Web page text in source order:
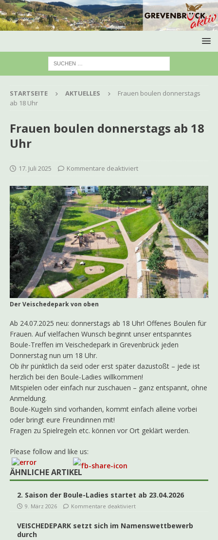
STARTSEITE AKTUELLES
Frauen boulen donnerstags
ab 18 Uhr
Frauen boulen donnerstags ab 18
Uhr
17. Juli 2025 Kommentare deaktiviert
Der Veischedepark von oben
Ab 24.07.2025 neu: donnerstags ab 18 Uhr! Offenes Boulen für
Frauen. Auf vielfachen Wunsch beginnt unser entspanntes
Boule-Treffen im Veischedepark in Grevenbrück jeden
Donnerstag nun um 18 Uhr.
Ob ihr pünktlich da seid oder erst später dazustoßt – jede ist
herzlich bei den Boule-Ladies willkommen!
Mitspielen oder einfach nur zuschauen – ganz entspannt, ohne
Anmeldung.
Boule-Kugeln sind vorhanden, kommt einfach alleine vorbei
oder bringt eure Freundinnen mit!
Fragen zu Spielregeln etc. können vor Ort geklärt werden.
Please follow and like us:
ÄHNLICHE ARTIKEL
2. Saison der Boule-Ladies startet ab 23.04.2026
9. März 2026 Kommentare deaktiviert
VEISCHEDEPARK setzt sich im Namenswettbewerb
durch